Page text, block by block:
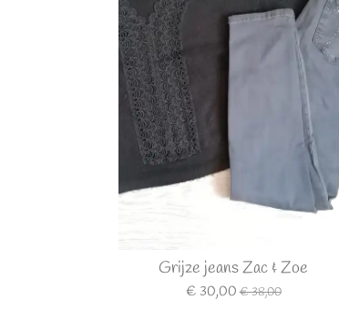
Grijze jeans Zac & Zoe
€ 30,00 € 38,00